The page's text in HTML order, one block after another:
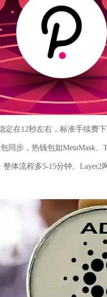
定在12秒左右，标准手续费
同步，热钱包如MetaMask、
体流程多5-15分钟。